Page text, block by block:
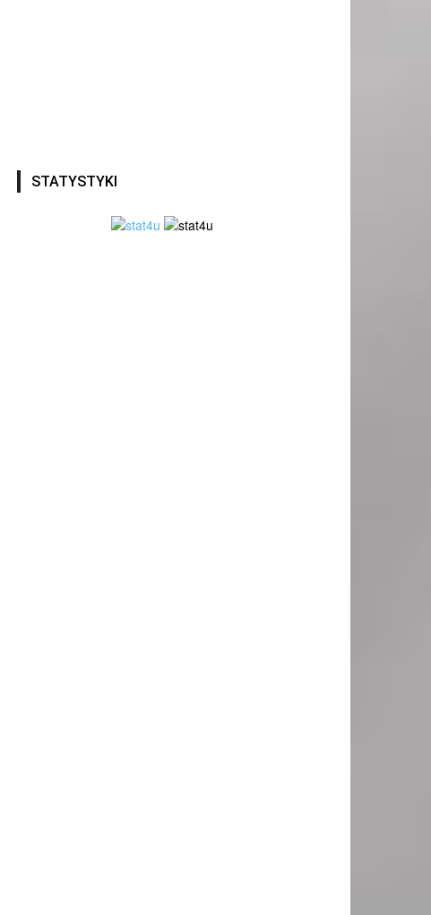
STATYSTYKI